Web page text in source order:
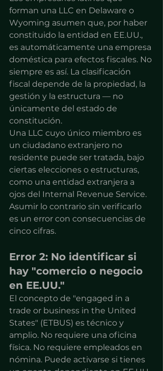
forman una LLC en Delaware o
Wyoming asumen que, por haber
constituido la entidad en EE.UU.,
es automáticamente una empresa
doméstica para efectos fiscales. No
siempre es así. La clasificación
fiscal depende de la propiedad, la
gestión y la estructura — no
únicamente del estado de
constitución.
Una LLC cuyo único miembro es
un ciudadano extranjero no
residente puede ser tratada, bajo
ciertas elecciones o estructuras,
como una entidad extranjera a
ojos del Internal Revenue Service.
Asumir lo contrario sin verificarlo
es un error con consecuencias de
cinco cifras.
Error 2: No identificar si
hay "comercio o negocio
en EE.UU."
El concepto de "engaged in a
trade or business in the United
States" (ETBUS) es técnico y
amplio. No requiere una oficina
física. No requiere empleados en
nómina. Puede activarse si tienes